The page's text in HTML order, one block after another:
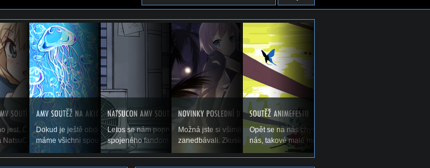
a
příspěvku, který by vás měl
zadaří a...
jest. Čas ukázat výsledky druhého ročníku AMV
NatsuConu 2014. (Pokračování...
Dokud je ještě období prázdnin a dovolených a tím pádem
máme všichni spoustu času stříhat, rádi bychom Vás...
Letos se nám poprvé koná Natsucon, nový festival anime a
spojeného fandomu. A s ním se nám hned koná soutěž AMV,...
Možná jste si všimli, že jsme vás v poslední době trochu
zanedbávali. Zkusíme to trochu zlepšit, leč přecijen je...
Opět se na nás chystá největší a nejdůležitější soutěž
nás, takové malé mistrovství ČR v AMV –...